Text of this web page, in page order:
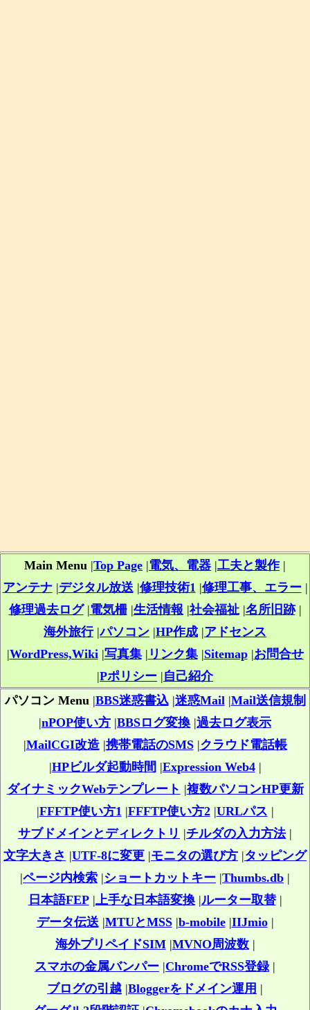
Main Menu |Top Page |電気、電器 |工夫と製作|
アンテナ|デジタル放送|修理技術1 |修理工事、エラー|
修理過去ログ|電気柵|生活情報 |社会福祉|名所旧跡|
海外旅行|パソコン |HP作成 |アドセンス
|WordPress,Wiki|写真集| リンク集|Sitemap|お問合せ
|Pポリシー |自己紹介
パソコン Menu|BBS迷惑書込|迷惑Mail|Mail送信規制
|nPOP使い方 |BBSログ変換 |過去ログ表示
|MailCGI改造|携帯電話のSMS|クラウド電話帳
|HPビルダ起動時間 |Expression Web4|
ダイナミックWebテンプレート |複数パソコンHP更新
|FFFTP使い方1 |FFFTP使い方2|URLパス |
サブドメインとディレクトリ |チルダの入力方法|
文字大きさ |UTF-8に変更 |モニタの選び方 |タッピング
|ページ内検索 |ショートカットキー |Thumbs.db |
日本語FEP|上手な日本語変換|ルーター取替|
データ伝送|MTUとMSS|b-mobile|IIJmio|
海外プリペイドSIM|MVNO周波数|
スマホの金属バンパー |ChromeでRSS登録|
ブログの引越 |Bloggerをドメイン運用 |